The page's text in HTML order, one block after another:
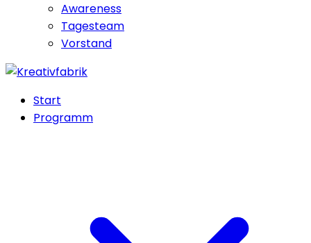
Awareness
Tagesteam
Vorstand
Start
Programm